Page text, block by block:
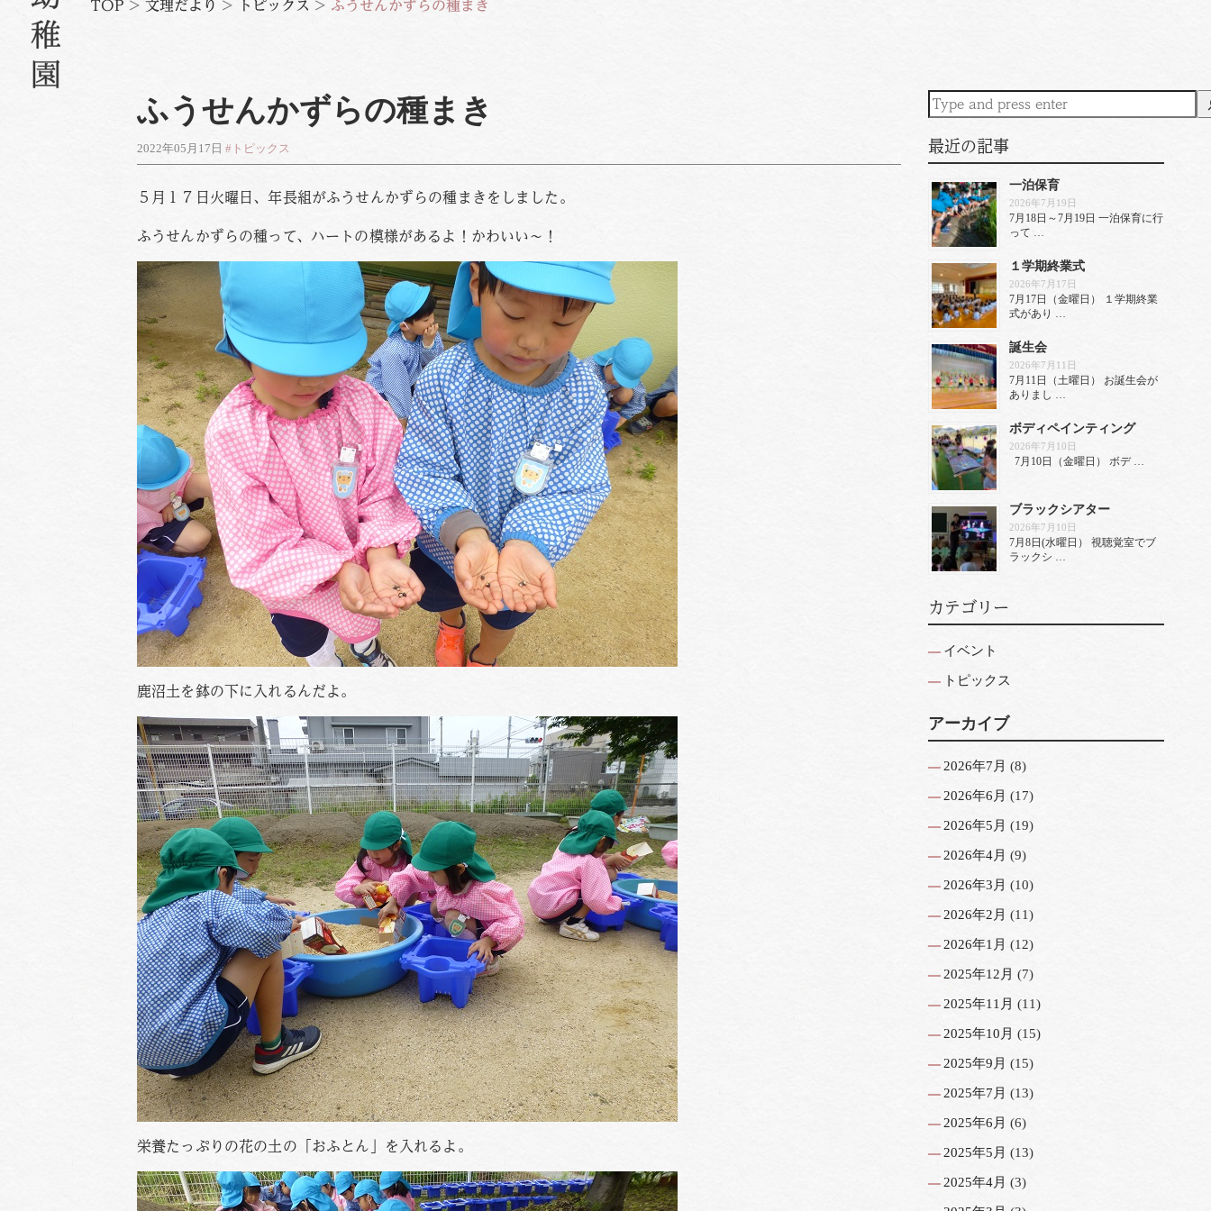
TOP > 文理だより > トピックス > ふうせんかずらの種まき
ふうせんかずらの種まき
2022年05月17日 #トピックス
５月１７日火曜日、年長組がふうせんかずらの種まきをしました。
ふうせんかずらの種って、ハートの模様があるよ！かわいい～！
鹿沼土を鉢の下に入れるんだよ。
栄養たっぷりの花の土の「おふとん」を入れるよ。
最近の記事
一泊保育
2026年7月19日
7月18日～7月19日 一泊保育に行
って …
１学期終業式
2026年7月17日
7月17日（金曜日） １学期終業
式があり …
誕生会
2026年7月11日
7月11日（土曜日） お誕生会が
ありまし …
ボディペインティング
2026年7月10日
7月10日（金曜日） ボデ …
ブラックシアター
2026年7月10日
7月8日(水曜日） 視聴覚室でブ
ラックシ …
カテゴリー
イベント
トピックス
アーカイブ
2026年7月 (8)
2026年6月 (17)
2026年5月 (19)
2026年4月 (9)
2026年3月 (10)
2026年2月 (11)
2026年1月 (12)
2025年12月 (7)
2025年11月 (11)
2025年10月 (15)
2025年9月 (15)
2025年7月 (13)
2025年6月 (6)
2025年5月 (13)
2025年4月 (3)